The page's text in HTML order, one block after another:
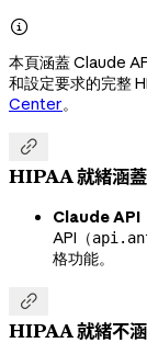

本頁涵蓋 Claude
和設定要求的完整
Center。

HIPAA 就緒涵
Claude API
API（
格功能。

HIPAA 就緒不涵